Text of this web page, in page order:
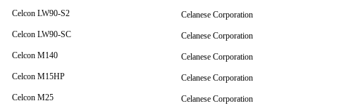
Celcon LW90-S2
Celanese Corporation
Celcon LW90-SC
Celanese Corporation
Celcon M140
Celanese Corporation
Celcon M15HP
Celanese Corporation
Celcon M25
Celanese Corporation